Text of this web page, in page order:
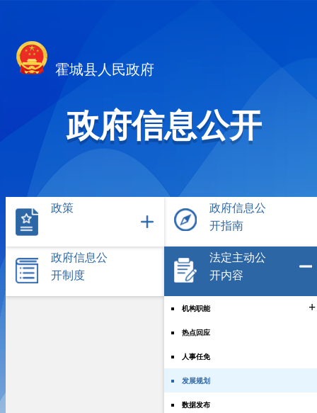
霍城县人民政府
政府信息公开
政策
政府信息公
开指南
政府信息公
开制度
法定主动公
开内容
机构职能 +
热点回应
人事任免
发展规划
数据发布